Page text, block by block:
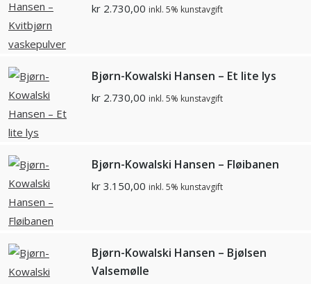
kr 2.730,00 inkl. 5% kunstavgift
Bjørn-Kowalski Hansen – Et lite lys
kr 2.730,00 inkl. 5% kunstavgift
Bjørn-Kowalski Hansen – Fløibanen
kr 3.150,00 inkl. 5% kunstavgift
Bjørn-Kowalski Hansen – Bjølsen
Valsemølle